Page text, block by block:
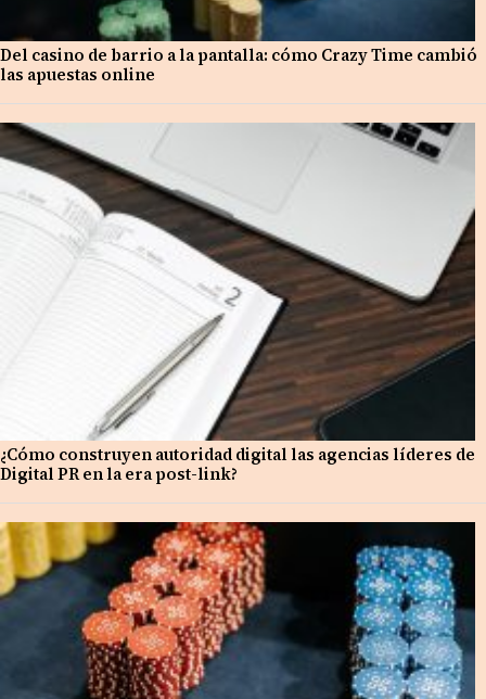
Del casino de barrio a la pantalla: cómo Crazy Time cambió
las apuestas online
¿Cómo construyen autoridad digital las agencias líderes de
Digital PR en la era post-link?